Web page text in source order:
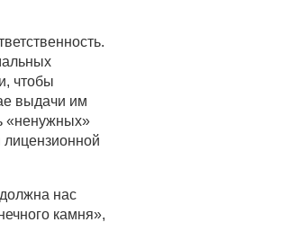
чтобы
выдачи им
«ненужных»
лицензионной
нас
камня»,